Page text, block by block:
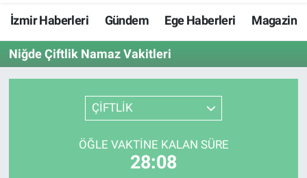
İzmir Haberleri Gündem Ege Haberleri Magazin
Niğde Çiftlik Namaz Vakitleri
ÇİFTLİK
ÖĞLE VAKTINE KALAN SÜRE
28:08
Resmi İlanlar
Resmi Reklam